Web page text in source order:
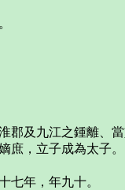
及九江之鍾離、
庶，立子成為太子。
七年，年九十。